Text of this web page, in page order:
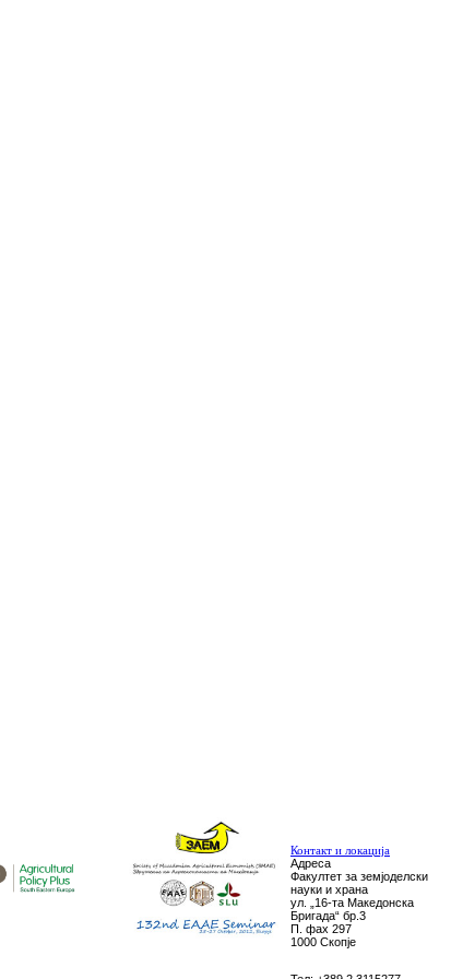
Контакт и локација
Адреса
Факултет за земјоделски
науки и храна
ул. „16-та Македонска
Бригада“ бр.3
П. фах 297
1000 Скопје